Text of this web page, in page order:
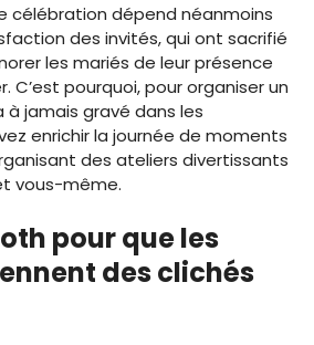
célébration dépend néanmoins
des invités, qui ont sacrifié
les mariés de leur présence
C’est pourquoi, pour organiser un
jamais gravé dans les
enrichir la journée de moments
des ateliers divertissants
vous-même.
pour que les
des clichés